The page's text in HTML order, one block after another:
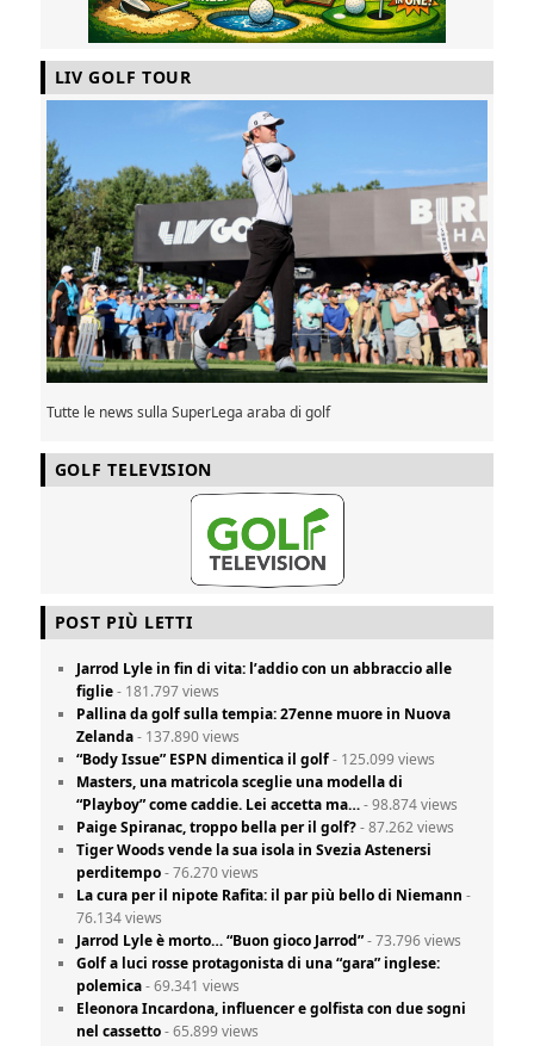
LIV GOLF TOUR
Tutte le news sulla SuperLega araba di golf
GOLF TELEVISION
POST PIÙ LETTI
Jarrod Lyle in fin di vita: l’addio con un abbraccio alle
figlie- 181.797 views
Pallina da golf sulla tempia: 27enne muore in Nuova
Zelanda- 137.890 views
“Body Issue” ESPN dimentica il golf- 125.099 views
Masters, una matricola sceglie una modella di
“Playboy” come caddie. Lei accetta ma…- 98.874 views
Paige Spiranac, troppo bella per il golf?- 87.262 views
Tiger Woods vende la sua isola in Svezia Astenersi
perditempo- 76.270 views
La cura per il nipote Rafita: il par più bello di Niemann -
76.134 views
Jarrod Lyle è morto… “Buon gioco Jarrod”- 73.796 views
Golf a luci rosse protagonista di una “gara” inglese:
polemica- 69.341 views
Eleonora Incardona, influencer e golfista con due sogni
nel cassetto- 65.899 views